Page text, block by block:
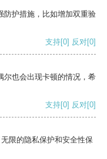
防护措施，比如增加双重验
支持[0] 反对[0]
尔也会出现卡顿的情况，希
支持[0] 反对[0]
限的隐私保护和安全性保